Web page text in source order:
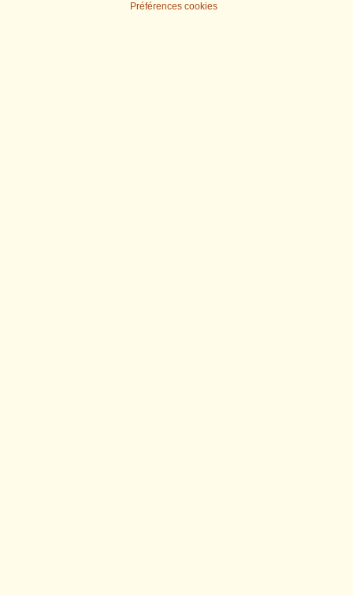
Préférences cookies